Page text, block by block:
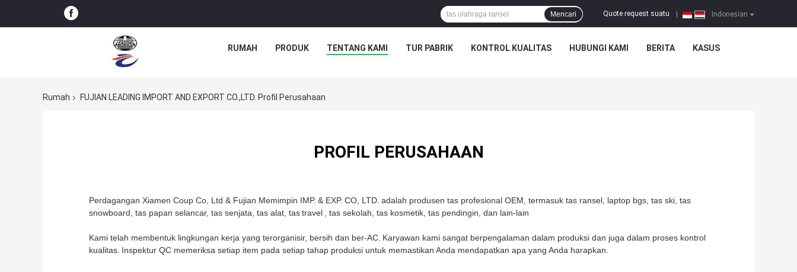
Indonesian
Quote request suatu
Mencari
RUMAH PRODUK TENTANG KAMI TUR PABRIK KONTROL KUALITAS HUBUNGI KAMI BERITA KASUS
Rumah FUJIAN LEADING IMPORT AND EXPORT CO.,LTD. Profil Perusahaan
PROFIL PERUSAHAAN
Perdagangan Xiamen Coup Co, Ltd & Fujian Memimpin IMP. & EXP. CO, LTD. adalah produsen tas profesional OEM, termasuk tas ransel, laptop bgs, tas ski, tas
snowboard, tas papan selancar, tas senjata, tas alat, tastravel , tas sekolah, tas kosmetik, tas pendingin, dan lain-lain
Kami telah membentuk lingkungan kerja yang terorganisir, bersih dan ber-AC. Karyawan kami sangat berpengalaman dalam produksi dan juga dalam proses kontrol
kualitas. Inspektur QC memeriksa setiap item pada setiap tahap produksi untuk memastikan Anda mendapatkan apa yang Anda harapkan.